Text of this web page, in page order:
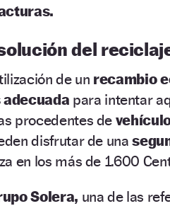
del
de un recambio
adecuada para intentar
procedentes de
disfrutar de una
en los más de 1.600
Solera, una de las